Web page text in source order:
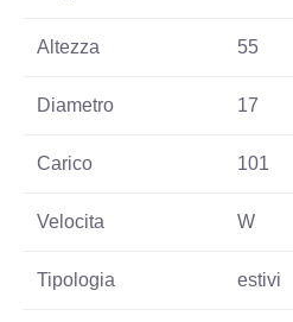
Altezza 55
Diametro 17
Carico 101
Velocita W
Tipologia estivi